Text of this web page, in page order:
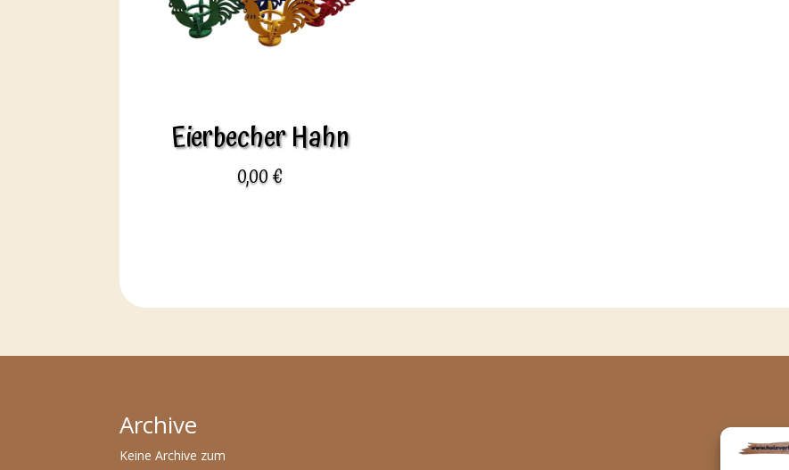
Eierbecher Hahn
0,00€
Archive
Keine Archive zum